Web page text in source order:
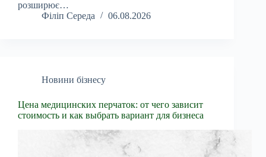
розширює…
Філіп Середа
06.08.2026
Новини бізнесу
Цена медицинских перчаток: от чего зависит
стоимость и как выбрать вариант для бизнеса